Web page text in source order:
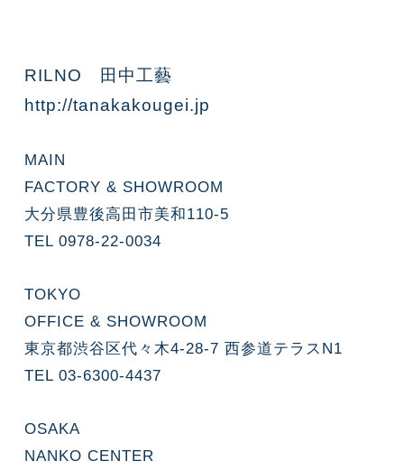
RILNO 田中工藝
http://tanakakougei.jp
MAIN
FACTORY & SHOWROOM
大分県豊後高田市美和110-5
TEL 0978-22-0034
TOKYO
OFFICE & SHOWROOM
東京都渋谷区代々木4-28-7 西参道テラスN1
TEL 03-6300-4437
OSAKA
NANKO CENTER